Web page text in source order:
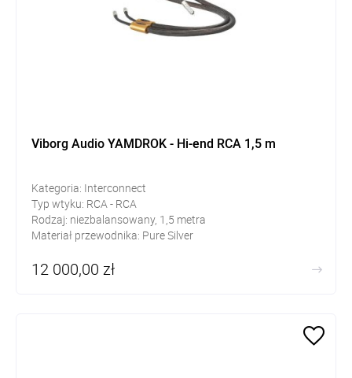
Viborg Audio YAMDROK - Hi-end RCA 1,5 m
Kategoria: Interconnect
Typ wtyku: RCA - RCA
Rodzaj: niezbalansowany, 1,5 metra
Materiał przewodnika: Pure Silver
12 000,00 zł